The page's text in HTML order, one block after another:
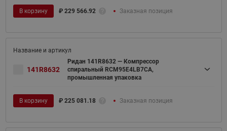
В корзину ₽ 229 566.92 Заказная позиция
141R8632
Ридан 141R8632 — Компрессор
спиральный RCM95E4LB7CA,
промышленная упаковка
В корзину ₽ 225 081.18 Заказная позиция